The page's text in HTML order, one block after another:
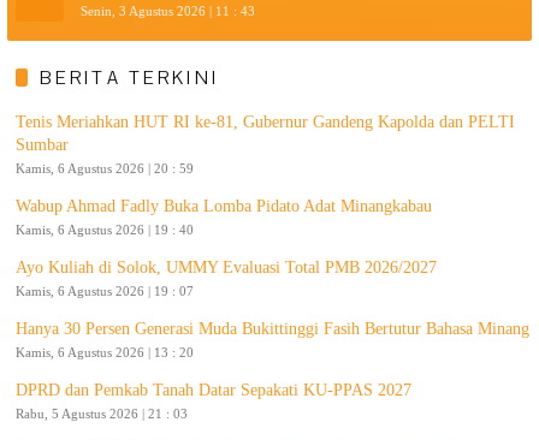
Senin, 3 Agustus 2026 | 11 : 43
BERITA TERKINI
Tenis Meriahkan HUT RI ke-81, Gubernur Gandeng Kapolda dan PELTI
Sumbar
Kamis, 6 Agustus 2026 | 20 : 59
Wabup Ahmad Fadly Buka Lomba Pidato Adat Minangkabau
Kamis, 6 Agustus 2026 | 19 : 40
Ayo Kuliah di Solok, UMMY Evaluasi Total PMB 2026/2027
Kamis, 6 Agustus 2026 | 19 : 07
Hanya 30 Persen Generasi Muda Bukittinggi Fasih Bertutur Bahasa Minang
Kamis, 6 Agustus 2026 | 13 : 20
DPRD dan Pemkab Tanah Datar Sepakati KU-PPAS 2027
Rabu, 5 Agustus 2026 | 21 : 03